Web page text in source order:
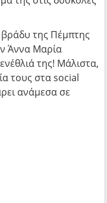
της Πέμπτης
Άννα Μαρία
της! Μάλιστα,
τους στα social
ανάμεσα σε